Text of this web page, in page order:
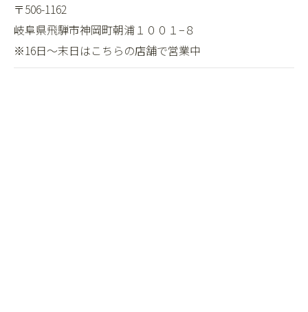
〒506-1162
岐阜県飛騨市神岡町朝浦１００１−８
※16日～末日はこちらの店舗で営業中